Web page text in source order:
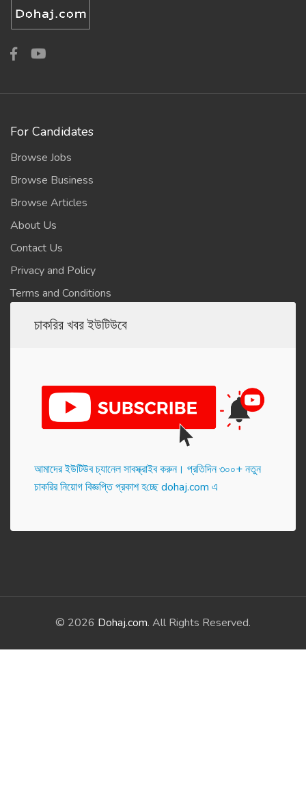
For Candidates
Browse Jobs
Browse Business
Browse Articles
About Us
Contact Us
Privacy and Policy
Terms and Conditions
চাকরির খবর ইউটিউবে
আমাদের ইউটিউব চ্যানেল সাবস্ক্রাইব করুন। প্র‌তি‌দিন ৩০০+ নতুন
চাকরির নিয়োগ বিজ্ঞপ্তি প্রকাশ হ‌চ্ছে dohaj.com এ
© 2026 Dohaj.com. All Rights Reserved.